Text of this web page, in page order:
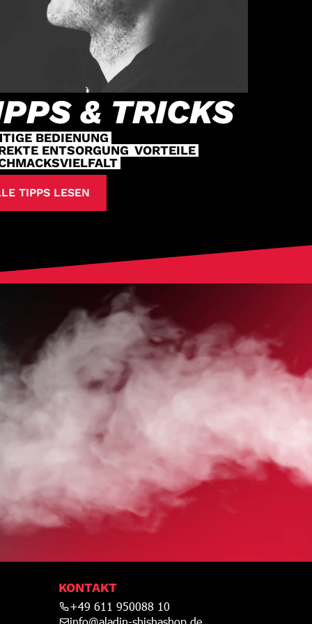
& TRICKS
BEDIENUNG
ENTSORGUNG VORTEILE
TIPPS LESEN
KONTAKT
+49 611 950088 10